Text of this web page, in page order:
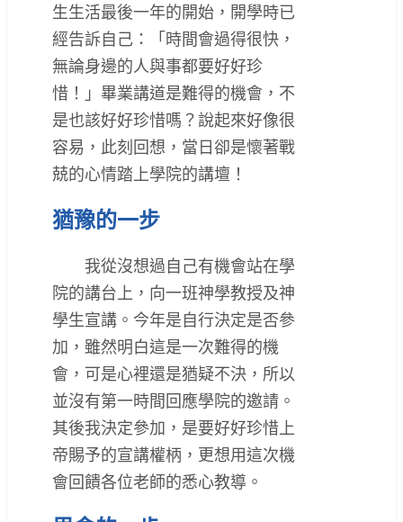
生生活最後一年的開始，開學時已
經告訴自己：「時間會過得很快，
無論身邊的人與事都要好好珍
惜！」畢業講道是難得的機會，不
是也該好好珍惜嗎？說起來好像很
容易，此刻回想，當日卻是懷著戰
兢的心情踏上學院的講壇！
猶豫的一步
我從沒想過自己有機會站在學
院的講台上，向一班神學教授及神
學生宣講。今年是自行決定是否參
加，雖然明白這是一次難得的機
會，可是心裡還是猶疑不決，所以
並沒有第一時間回應學院的邀請。
其後我決定參加，是要好好珍惜上
帝賜予的宣講權柄，更想用這次機
會回饋各位老師的悉心教導。